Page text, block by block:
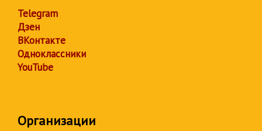
Telegram
Дзен
ВКонтакте
Одноклассники
YouTube
Организации